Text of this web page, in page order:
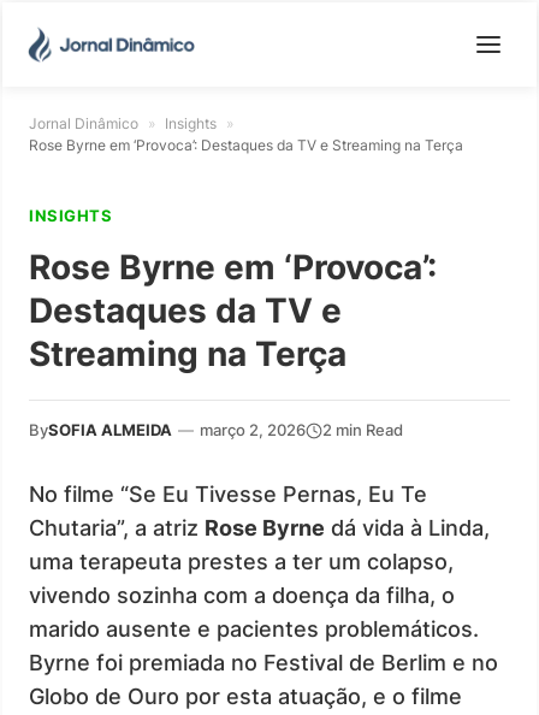
Jornal Dinâmico » Insights »
Rose Byrne em ‘Provoca’: Destaques da TV e Streaming na Terça
INSIGHTS
Rose Byrne em ‘Provoca’:
Destaques da TV e
Streaming na Terça
BySOFIA ALMEIDA — março 2, 2026 2 min Read
No filme “Se Eu Tivesse Pernas, Eu Te
Chutaria”, a atriz Rose Byrne dá vida à Linda,
uma terapeuta prestes a ter um colapso,
vivendo sozinha com a doença da filha, o
marido ausente e pacientes problemáticos.
Byrne foi premiada no Festival de Berlim e no
Globo de Ouro por esta atuação, e o filme